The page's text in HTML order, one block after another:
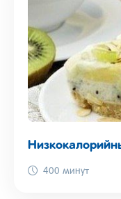
400 минут